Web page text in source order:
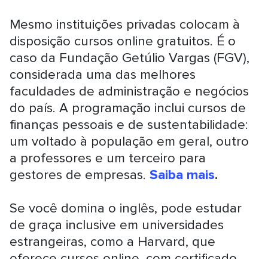
Mesmo instituições privadas colocam à
disposição cursos online gratuitos. É o
caso da Fundação Getúlio Vargas (FGV),
considerada uma das melhores
faculdades de administração e negócios
do país. A programação inclui cursos de
finanças pessoais e de sustentabilidade:
um voltado à população em geral, outro
a professores e um terceiro para
gestores de empresas.Saiba mais.
Se você domina o inglês, pode estudar
de graça inclusive em universidades
estrangeiras, como a Harvard, que